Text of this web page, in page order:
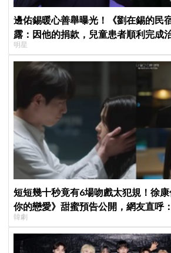
邊佑錫暖心善舉曝光！《劉在錫的民
露：因他的捐款，兒童患者順利完成
明星
短短幾十秒竟有6場吻戲太犯規！徐
你的戀愛》甜蜜預告公開，網友直呼
韓劇